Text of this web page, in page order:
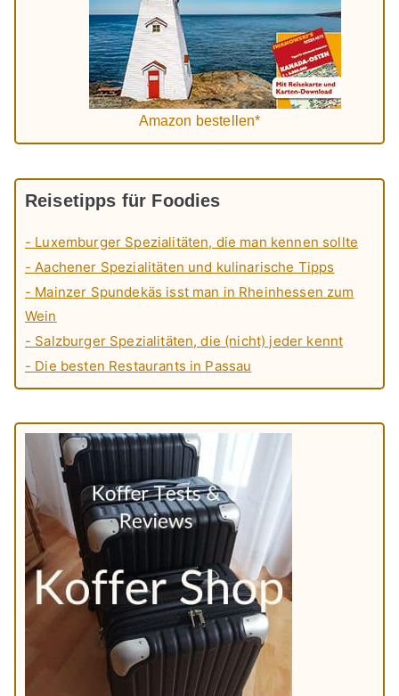
Amazon bestellen*
Reisetipps für Foodies
- Luxemburger Spezialitäten, die man kennen sollte
- Aachener Spezialitäten und kulinarische Tipps
- Mainzer Spundekäs isst man in Rheinhessen zum
Wein
- Salzburger Spezialitäten, die (nicht) jeder kennt
- Die besten Restaurants in Passau